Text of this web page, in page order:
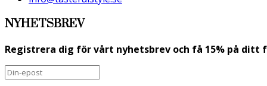
NYHETSBREV
Registrera dig för vårt nyhetsbrev och få 15% på ditt